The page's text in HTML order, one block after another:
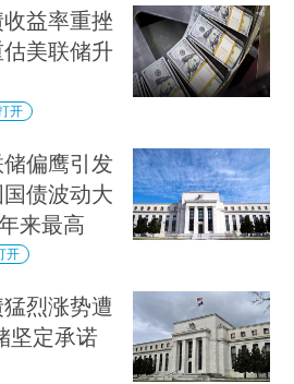
收益率重挫
美联储升
开
储偏鹰引发
债波动大
来最高
开
猛烈涨势遭
坚定承诺